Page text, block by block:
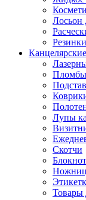
Лосьон
Лупы
Скотчи
Товары